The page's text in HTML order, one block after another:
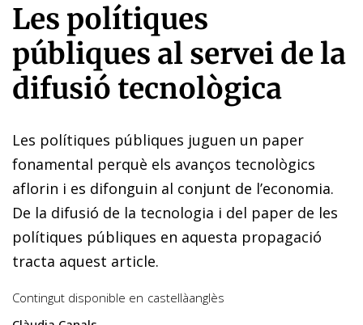
Les polítiques
públiques al servei de la
difusió tecnològica
Les polítiques públiques juguen un paper
fonamental perquè els avanços tecnològics
aflorin i es difonguin al conjunt de l’economia.
De la difusió de la tecnologia i del paper de les
polítiques públiques en aquesta propagació
tracta aquest article.
Contingut disponible en castellàanglès